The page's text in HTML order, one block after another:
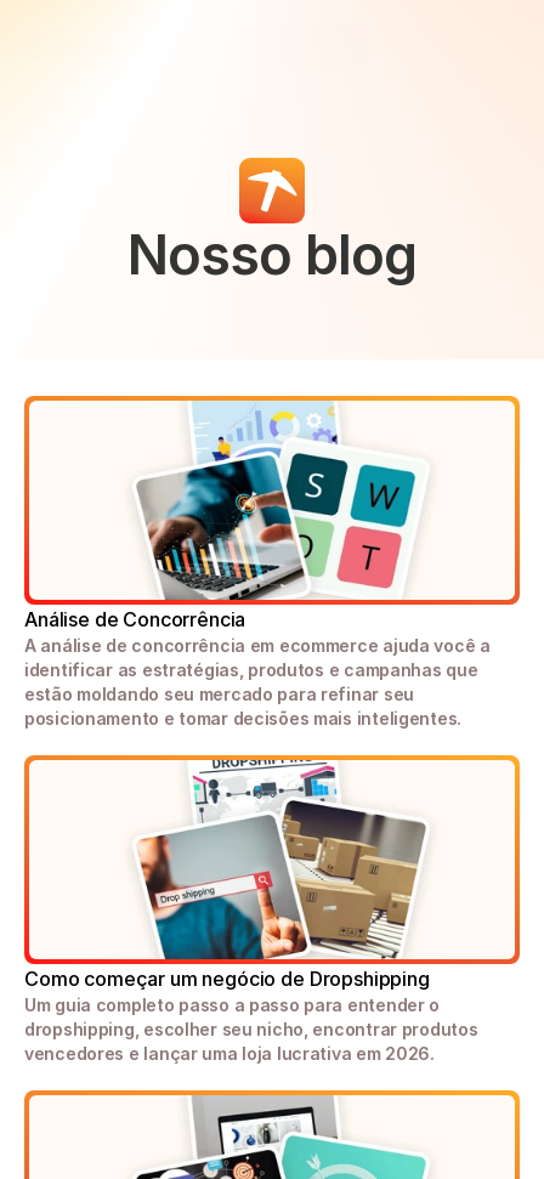
Nosso blog
Análise de Concorrência
A análise de concorrência em ecommerce ajuda você a
identificar as estratégias, produtos e campanhas que
estão moldando seu mercado para refinar seu
posicionamento e tomar decisões mais inteligentes.
Como começar um negócio de Dropshipping
Um guia completo passo a passo para entender o
dropshipping, escolher seu nicho, encontrar produtos
vencedores e lançar uma loja lucrativa em 2026.